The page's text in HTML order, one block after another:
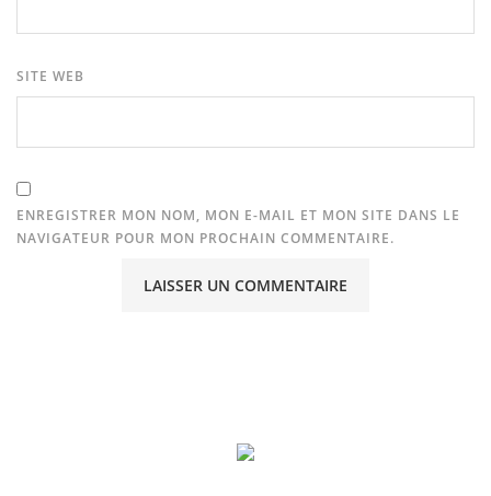
SITE WEB
ENREGISTRER MON NOM, MON E-MAIL ET MON SITE DANS LE
NAVIGATEUR POUR MON PROCHAIN COMMENTAIRE.